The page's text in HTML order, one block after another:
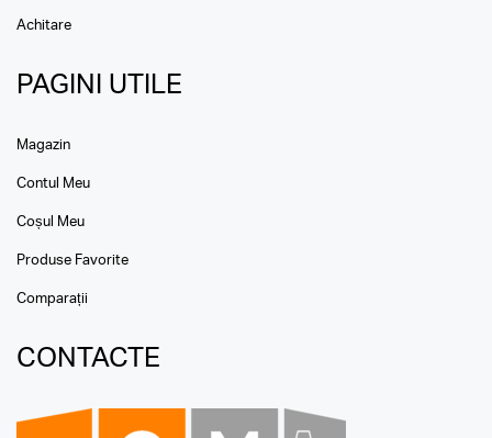
Achitare
PAGINI UTILE
Magazin
Contul Meu
Coșul Meu
Produse Favorite
Comparații
CONTACTE